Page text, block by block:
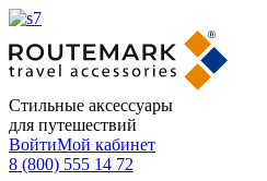
Стильные аксессуары
для путешествий
ВойтиМой кабинет
8 (800) 555 14 72